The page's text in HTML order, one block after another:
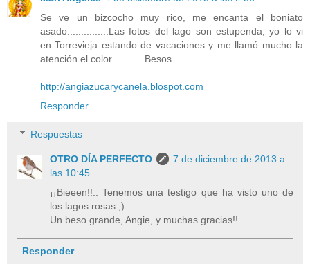
Se ve un bizcocho muy rico, me encanta el boniato
asado...............Las fotos del lago son estupenda, yo lo vi
en Torrevieja estando de vacaciones y me llamó mucho la
atención el color............Besos
http://angiazucarycanela.blospot.com
Responder
Respuestas
OTRO DÍA PERFECTO
7 de diciembre de 2013 a
las 10:45
¡¡Bieeen!!.. Tenemos una testigo que ha visto uno de
los lagos rosas ;)
Un beso grande, Angie, y muchas gracias!!
Responder